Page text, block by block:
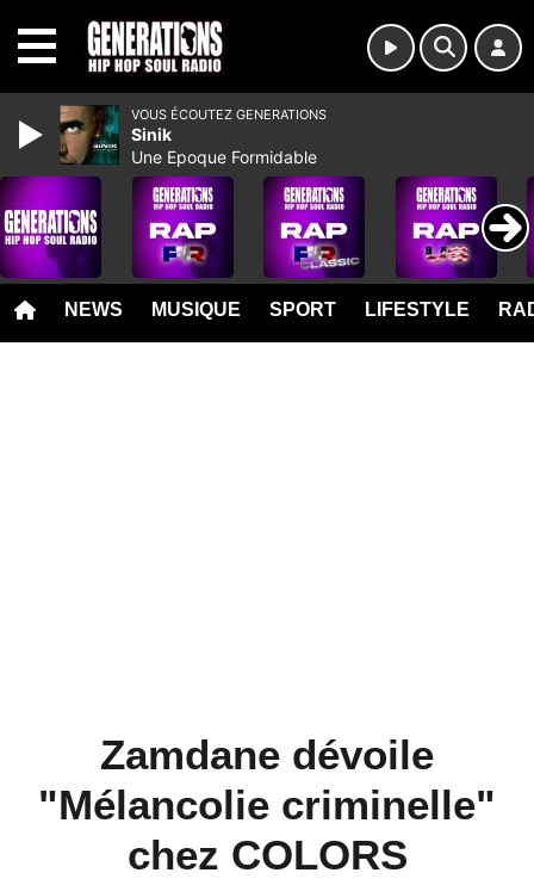
NEWS MUSIQUE SPORT LIFESTYLE
Zamdane dévoile
"Mélancolie criminelle"
chez COLORS
VOUS ÉCOUTEZ GENERATIONS
Sinik
Une Epoque Formidable